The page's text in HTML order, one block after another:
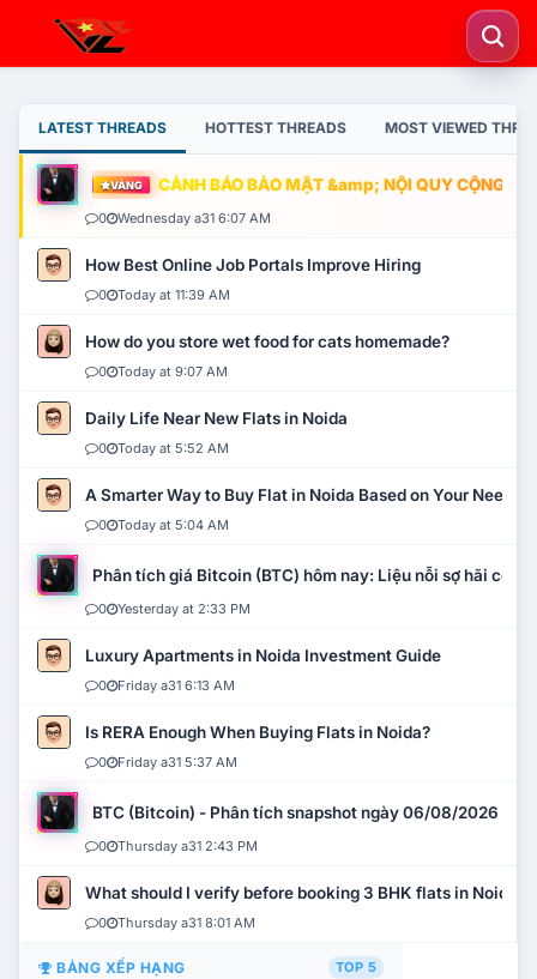
LATEST THREADS HOTTEST THREADS MOST VIEWED
VÀNG CẢNH BÁO BẢO MẬT &amp; NỘI QUY CỘNG
0 Wednesday a31 6:07 AM
How Best Online Job Portals Improve Hiring
0 Today at 11:39 AM
How do you store wet food for cats homemade?
0 Today at 9:07 AM
Daily Life Near New Flats in Noida
0 Today at 5:52 AM
A Smarter Way to Buy Flat in Noida Based on Your Needs
0 Today at 5:04 AM
Phân tích giá Bitcoin (BTC) hôm nay: Liệu nỗi sợ hãi có
0 Yesterday at 2:33 PM
Luxury Apartments in Noida Investment Guide
0 Friday a31 6:13 AM
Is RERA Enough When Buying Flats in Noida?
0 Friday a31 5:37 AM
BTC (Bitcoin) - Phân tích snapshot ngày 06/08/2026
0 Thursday a31 2:43 PM
What should I verify before booking 3 BHK flats in Noida?
0 Thursday a31 8:01 AM
BẢNG XẾP HẠNG TOP 5